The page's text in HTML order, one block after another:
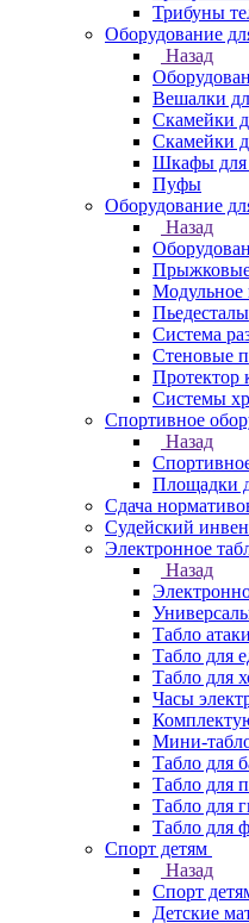
Трибуны
Оборудование
Назад
Вешалки
Скамейки
Скамейки
Шкафы для
Пуфы
Оборудование
Назад
Модульное
Пьедесталы
Система
Стеновые
Протектор
Системы
Спортивное
Назад
Площадки
Сдача
Судейский
Электронное
Назад
Табло атаки
Табло для
Табло для
Часы
Мини-
Табло для
Табло для
Табло для
Табло для
Спорт детям
Назад
Спорт
Детские